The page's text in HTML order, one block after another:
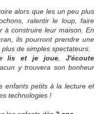
alors que les un peu plus
ralentir le loup, faire
à construire leur maison. En
ils pourront prendre une
de simples spectateurs.
lis et je joue ,J'écoute
y trouvera son bonheur
enfants petits à la lecture et
technologies !